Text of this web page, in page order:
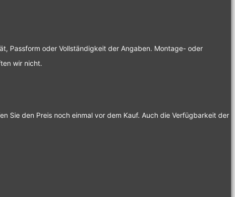
Passform oder Vollständigkeit der Angaben. Montage- oder
wir nicht.
Sie den Preis noch einmal vor dem Kauf. Auch die Verfügbarkeit der